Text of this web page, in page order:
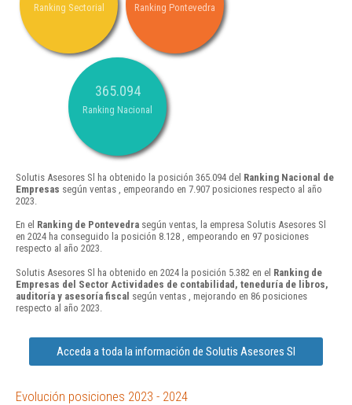
Ranking Sectorial Ranking Pontevedra
365.094
Ranking Nacional
Solutis Asesores Sl ha obtenido la posición 365.094 del Ranking Nacional de
Empresas según ventas , empeorando en 7.907 posiciones respecto al año
2023.
En el Ranking de Pontevedra según ventas, la empresa Solutis Asesores Sl
en 2024 ha conseguido la posición 8.128 , empeorando en 97 posiciones
respecto al año 2023.
Solutis Asesores Sl ha obtenido en 2024 la posición 5.382 en el Ranking de
Empresas del Sector Actividades de contabilidad, teneduría de libros,
auditoría y asesoría fiscal según ventas , mejorando en 86 posiciones
respecto al año 2023.
Acceda a toda la información de Solutis Asesores Sl
Evolución posiciones 2023 - 2024